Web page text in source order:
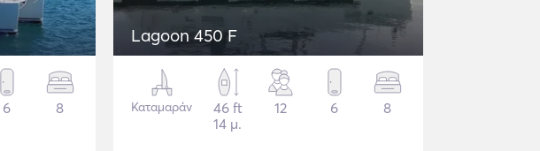
6 8
Lagoon 450 F
Καταμαράν
46 ft
14 μ.
12 6 8